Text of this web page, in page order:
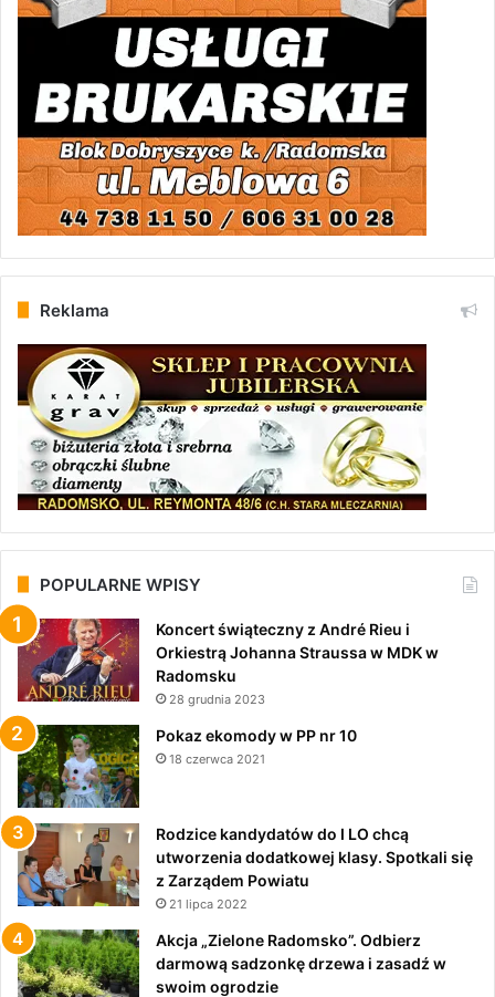
Reklama
POPULARNE WPISY
Koncert świąteczny z André Rieu i
Orkiestrą Johanna Straussa w MDK w
Radomsku
28 grudnia 2023
Pokaz ekomody w PP nr 10
18 czerwca 2021
Rodzice kandydatów do I LO chcą
utworzenia dodatkowej klasy. Spotkali się
z Zarządem Powiatu
21 lipca 2022
Akcja „Zielone Radomsko”. Odbierz
darmową sadzonkę drzewa i zasadź w
swoim ogrodzie